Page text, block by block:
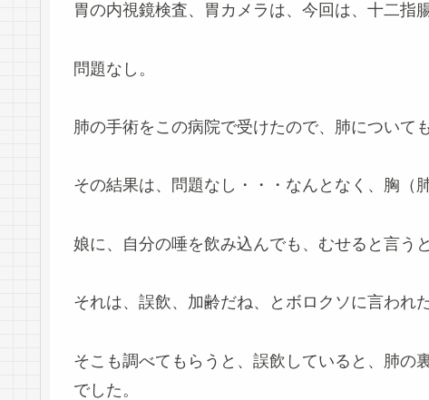
胃の内視鏡検査、胃カメラは、今回は、十二指
問題なし。
肺の手術をこの病院で受けたので、肺について
その結果は、問題なし・・・なんとなく、胸（
娘に、自分の唾を飲み込んでも、むせると言うと
それは、誤飲、加齢だね、とボロクソに言われた
そこも調べてもらうと、誤飲していると、肺の
でした。